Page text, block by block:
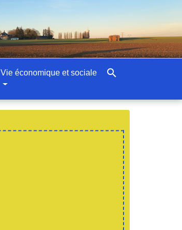
Vie économique et sociale search